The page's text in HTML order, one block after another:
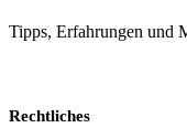
Tipps, Erfahrungen und
Rechtliches